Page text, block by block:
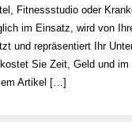
Fitnessstudio oder
im Einsatz, wird von
und repräsentiert Ihr
Sie Zeit, Geld und im
Artikel […]